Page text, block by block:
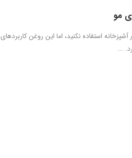
مو
استفاده نکنید، اما این روغن کاربردهای
...